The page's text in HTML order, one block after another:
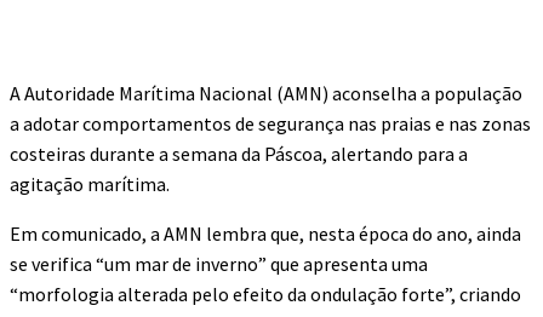
A Autoridade Marítima Nacional (AMN) aconselha a população
a adotar comportamentos de segurança nas praias e nas zonas
costeiras durante a semana da Páscoa, alertando para a
agitação marítima.
Em comunicado, a AMN lembra que, nesta época do ano, ainda
se verifica “um mar de inverno” que apresenta uma
“morfologia alterada pelo efeito da ondulação forte”, criando